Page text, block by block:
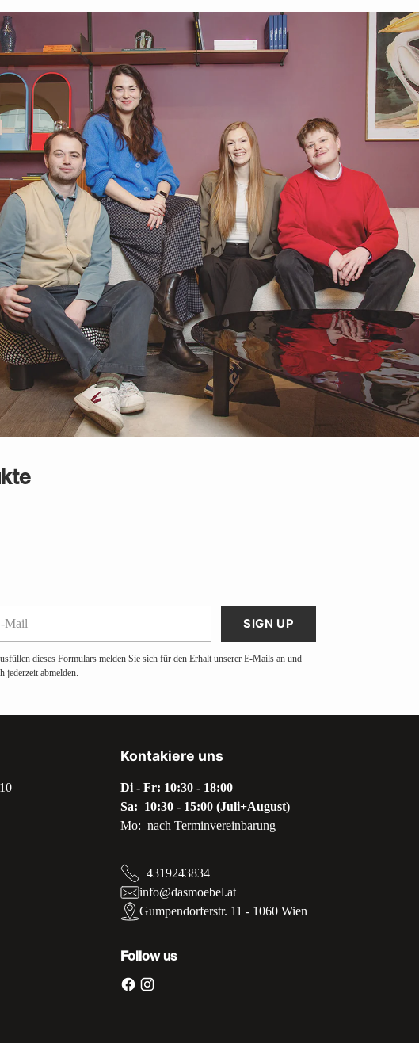
SIGN UP
dieses Formulars melden Sie sich für den Erhalt unserer E-Mails an und
jederzeit abmelden.
Kontakiere uns
Di - Fr: 10:30 - 18:00
Sa: 10:30 - 15:00 (Juli+August)
Mo: nach Terminvereinbarung
+4319243834
info@dasmoebel.at
Gumpendorferstr. 11 - 1060 Wien
Follow us